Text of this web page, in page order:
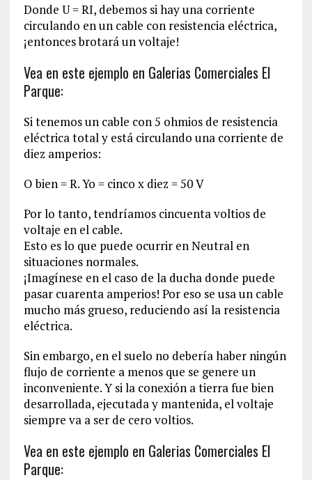
Donde U = RI, debemos si hay una corriente
circulando en un cable con resistencia eléctrica,
¡entonces brotará un voltaje!
Vea en este ejemplo en Galerias Comerciales El
Parque:
Si tenemos un cable con 5 ohmios de resistencia
eléctrica total y está circulando una corriente de
diez amperios:
O bien = R. Yo = cinco x diez = 50 V
Por lo tanto, tendríamos cincuenta voltios de
voltaje en el cable.
Esto es lo que puede ocurrir en Neutral en
situaciones normales.
¡Imagínese en el caso de la ducha donde puede
pasar cuarenta amperios! Por eso se usa un cable
mucho más grueso, reduciendo así la resistencia
eléctrica.
Sin embargo, en el suelo no debería haber ningún
flujo de corriente a menos que se genere un
inconveniente. Y si la conexión a tierra fue bien
desarrollada, ejecutada y mantenida, el voltaje
siempre va a ser de cero voltios.
Vea en este ejemplo en Galerias Comerciales El
Parque: